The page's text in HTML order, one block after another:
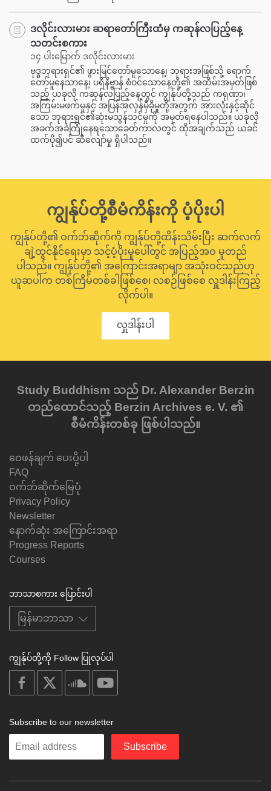
ဒလိုင်းလားမား ဆရာတော်ကြီးထံမှ ကဆုန်လပြည့်နေ့
သတင်းစကား
၁၄ ပါးမြောက် ဒလိုင်းလားမား
ဗုဒ္ဓဘုရားရှင်၏ ဖွားမြင်တော်မူသောနေ့၊ ဘုရားအဖြစ်သို့ ရောက်
တော်မူနေသာနေ့၊ ပရိနိဗ္ဗာန် စံဝင်သောနေ့တို့၏ အထိမ်းအမှတ်ဖြစ်
သည့် ယခုလို ကဆုန်လပြည့်နေ့တွင် ကျွန်ုပ်တို့သည် ကရုဏာ၊
အကြမ်းမဖက်မှုနှင့် အပြန်အလှန်မှီခိုမှုတို့အတွက် အားလုံးနှင့်ဆိုင်
သော ဘုရားရှင်၏ဆုံးမသွန်သင်မှုကို အမှတ်ရနေပါသည်။ ယခုလို
အခက်အခဲကြုံနေရသောခေတ်ကာလတွင် ထိုအချက်သည် ယခင်
ထက်ပို၍ပင် ဆီလျော်မှု ရှိပါသည်။
ကျွန်ုပ်တို့စီမံကိန်းကို ပံ့ပိုးပါ
ကျွန်ုပ်တို့၏ ဝက်ဘ်ဆိုက်ကို ကျွန်ုပ်တို့ထိန်းသိမ်းပြီး ဆက်လက်
ချဲ့ထွင်နိုင်ရေးမှာ သင့်ပံ့ပိုးမှုပေါ်တွင် အပြည့်အဝ မူတည်
ပါသည်။ ကျွန်ုပ်တို့၏ အကြောင်းအရာမျာ အသုံးဝင်သည်ဟု
ယူဆပါက တစ်ကြိမ်တစ်ခါဖြစ်စေ၊ လစဉ်ဖြစ်စေ လှူဒါန်းကြည့်
လိုက်ပါ။
လှူဒါန်းပါ
Study Buddhism သည် Dr. Alexander Berzin
တည်ထောင်သည့် Berzin Archives e. V. ၏
စီမံကိန်းတစ်ခု ဖြစ်ပါသည်။
ဝေဖန်ချက် ပေးပို့ပါ
FAQ
ဝက်ဘ်ဆိုက်မြေပုံ
Privacy Policy
Newsletter
နောက်ဆုံး အကြောင်းအရာ
Progress Reports
Courses
ဘာသာစကား ပြောင်းပါ
ကျွန်ုပ်တို့ကို Follow ပြုလုပ်ပါ
on
facebook
soundcloud
Subscribe to our newsletter
Enter
Subscribe